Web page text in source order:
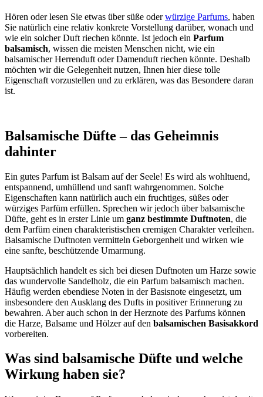
Hören oder lesen Sie etwas über süße oderwürzige Parfums, haben
Sie natürlich eine relativ konkrete Vorstellung darüber, wonach und
wie ein solcher Duft riechen könnte. Ist jedoch ein Parfum
balsamisch, wissen die meisten Menschen nicht, wie ein
balsamischer Herrenduft oder Damenduft riechen könnte. Deshalb
möchten wir die Gelegenheit nutzen, Ihnen hier diese tolle
Eigenschaft vorzustellen und zu erklären, was das Besondere daran
ist.
Balsamische Düfte – das Geheimnis
dahinter
Ein gutes Parfum ist Balsam auf der Seele! Es wird als wohltuend,
entspannend, umhüllend und sanft wahrgenommen. Solche
Eigenschaften kann natürlich auch ein fruchtiges, süßes oder
würziges Parfüm erfüllen. Sprechen wir jedoch über balsamische
Düfte, geht es in erster Linie um ganz bestimmte Duftnoten, die
dem Parfüm einen charakteristischen cremigen Charakter verleihen.
Balsamische Duftnoten vermitteln Geborgenheit und wirken wie
eine sanfte, beschützende Umarmung.
Hauptsächlich handelt es sich bei diesen Duftnoten um Harze sowie
das wundervolle Sandelholz, die ein Parfum balsamisch machen.
Häufig werden ebendiese Noten in der Basisnote eingesetzt, um
insbesondere den Ausklang des Dufts in positiver Erinnerung zu
bewahren. Aber auch schon in der Herznote des Parfums können
die Harze, Balsame und Hölzer auf den balsamischen Basisakkord
vorbereiten.
Was sind balsamische Düfte und welche
Wirkung haben sie?